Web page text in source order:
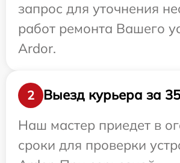
запрос для уточнения
работ ремонта Вашего
Ardor.
2
Выезд курьера за
Наш мастер приедет в
сроки для проверки